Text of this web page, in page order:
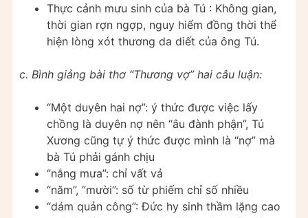
Thực cảnh mưu sinh của bà Tú : Không gian,
thời gian rợn ngợp, nguy hiểm đồng thời thể
hiện lòng xót thương da diết của ông Tú.
c. Bình giảng bài thơ “Thương vợ” hai câu luận:
“Một duyên hai nợ”: ý thức được việc lấy
chồng là duyên nợ nên “âu đành phận”, Tú
Xương cũng tự ý thức được mình là “nợ” mà
bà Tú phải gánh chịu
“nắng mưa”: chỉ vất vả
“năm”, “mười”: số từ phiếm chỉ số nhiều
“dám quản công”: Đức hy sinh thầm lặng cao